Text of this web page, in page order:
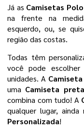
Já as Camisetas
na frente na
esquerdo, ou, se
região das costas.
Todas têm
você pode
unidades. A Camiseta
uma Camiseta
combina com tudo! A
qualquer lugar,
Personalizada!